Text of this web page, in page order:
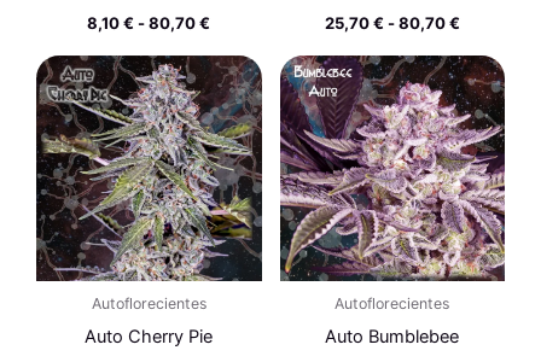
8,10€ - 80,70€ 25,70€ - 80,70€
Autoflorecientes
Auto Cherry Pie
Rango
de
precios:
desde
8,10 €
hasta
80,70 €
Autoflorecientes
Auto Bumblebee
Rango
de
precios:
desde
8,10 €
hasta
80,70 €